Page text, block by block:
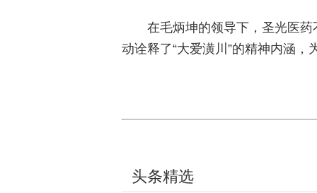
在毛炳坤的领导下，圣光医
动诠释了“大爱潢川”的精神内涵
头条精选